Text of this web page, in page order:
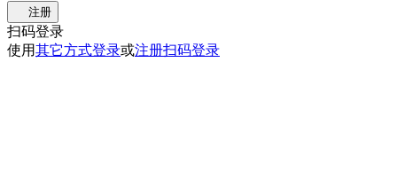
注册
扫码登录
使用其它方式登录或注册扫码登录